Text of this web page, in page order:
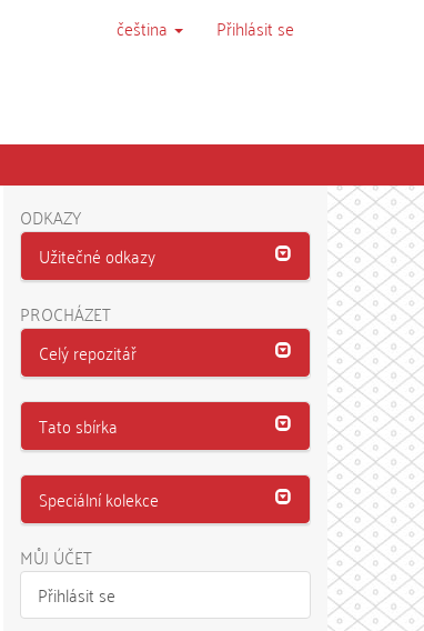
čeština Přihlásit se
ODKAZY
Užitečné odkazy
PROCHÁZET
Celý repozitář
Tato sbírka
Speciální kolekce
MŮJ ÚČET
Přihlásit se